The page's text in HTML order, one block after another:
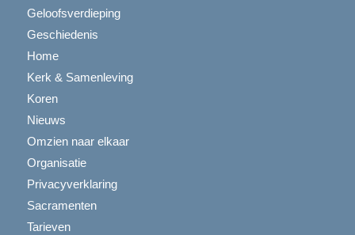
Geloofsverdieping
Geschiedenis
Home
Kerk & Samenleving
Koren
Nieuws
Omzien naar elkaar
Organisatie
Privacyverklaring
Sacramenten
Tarieven